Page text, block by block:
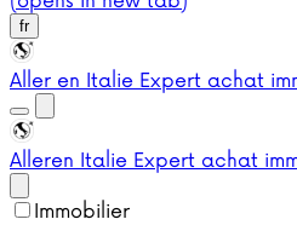
fr
Aller en Italie Expert achat
Alleren Italie Expert achat
Immobilier